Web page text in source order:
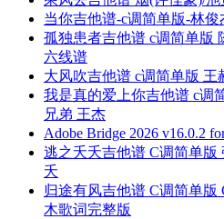
当你吉他谱-c调简单版-林俊
孤独患者吉他谱 c调简单版
六线谱
大风吹吉他谱 c调简单版 王
我是真的爱上你吉他谱 c调
兄弟 王杰
Adobe Bridge 2026 v16.0.2
逃之夭夭吉他谱 C调简单版
夭
归途有风吉他谱 C调简单
木歌词完整版